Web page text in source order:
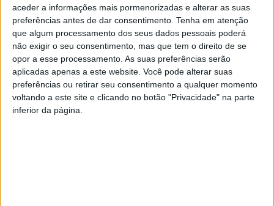
aceder a informações mais pormenorizadas e alterar as suas
preferências antes de dar consentimento. Tenha em atenção
que algum processamento dos seus dados pessoais poderá
não exigir o seu consentimento, mas que tem o direito de se
opor a esse processamento. As suas preferências serão
aplicadas apenas a este website. Você pode alterar suas
preferências ou retirar seu consentimento a qualquer momento
voltando a este site e clicando no botão "Privacidade" na parte
inferior da página.
Apreensão de duas armas
de fogo por violência
doméstica na Póvoa de
Lanhoso
Apreensão de armas de fogo
e munições por ameaças